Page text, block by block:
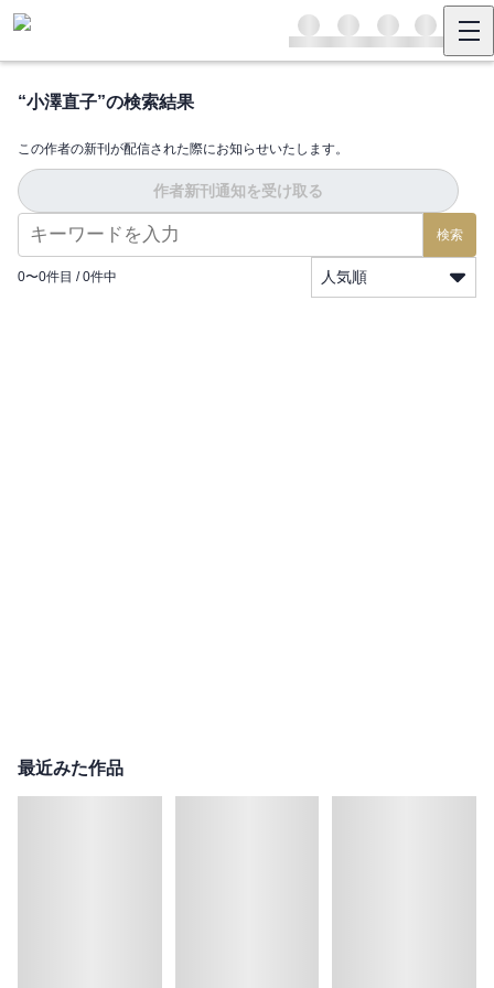
“小澤直子”の検索結果
この作者の新刊が配信された際にお知らせいたします。
作者新刊通知を受け取る
検索
0〜0件目 / 0件中 人気順
最近みた作品